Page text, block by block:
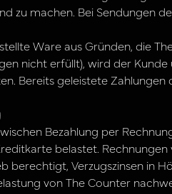
zu machen. Bei Sendungen
Ware aus Gründen, die
nicht erfüllt), wird der
Bereits geleistete
Bezahlung per
belastet.
berechtigt, Verzugszinsen in
von The Counter